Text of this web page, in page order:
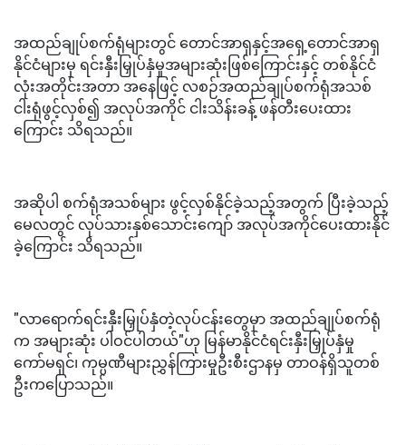
အထည်ချုပ်စက်ရုံများတွင် တောင်အာရှနှင့်အရှေ့တောင်အာရှ
နိုင်ငံများမှ ရင်းနှီးမြှုပ်နှံမှုအများဆုံးဖြစ်ကြောင်းနှင့် တစ်နိုင်ငံ
လုံးအတိုင်းအတာ အနေဖြင့် လစဉ်အထည်ချုပ်စက်ရုံအသစ်
ငါးရုံဖွင့်လှစ်၍ အလုပ်အကိုင် ငါးသိန်းခန့် ဖန်တီးပေးထား
ကြောင်း သိရသည်။
အဆိုပါ စက်ရုံအသစ်များ ဖွင့်လှစ်နိုင်ခဲ့သည့်အတွက် ပြီးခဲ့သည့်
မေလတွင် လုပ်သားနှစ်သောင်းကျော် အလုပ်အကိုင်ပေးထားနိုင်
ခဲ့ကြောင်း သိရသည်။
"လာရောက်ရင်းနှီးမြှုပ်နှံတဲ့လုပ်ငန်းတွေမှာ အထည်ချုပ်စက်ရုံ
က အများဆုံး ပါဝင်ပါတယ်"ဟု မြန်မာနိုင်ငံရင်းနှီးမြှုပ်နှံမှု
ကော်မရှင်၊ ကုမ္ပဏီများညွှန်ကြားမှုဦးစီးဌာနမှ တာဝန်ရှိသူတစ်
ဦးကပြောသည်။